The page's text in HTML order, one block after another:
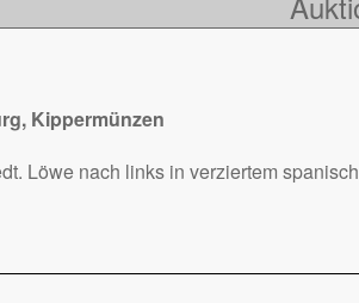
Kippermünzen
Löwe nach links in verziertem